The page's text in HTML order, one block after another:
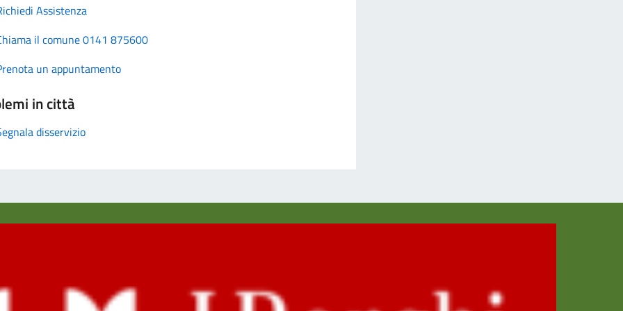
Assistenza
il comune 0141 875600
un appuntamento
in città
disservizio